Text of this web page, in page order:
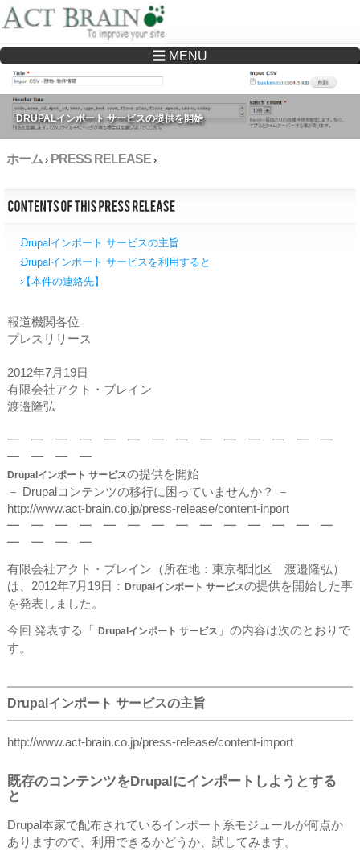
Drupalサイトの制作・保守をどこに頼んでいいか分からない方へ…まずはご相談く
ださい
☰ MENU
DRUPALインポート サービスの提供を開始
ホーム› PRESS RELEASE ›
Drupalインポート サービスの主旨
Drupalインポート サービスを利用すると
【本件の連絡先】
報道機関各位
プレスリリース
2012年7月19日
有限会社アクト・ブレイン
渡邉隆弘
━ ━ ━ ━ ━ ━ ━ ━ ━ ━ ━ ━ ━ ━
━ ━ ━ ━
Drupalインポート サービスの提供を開始
－ Drupalコンテンツの移行に困っていませんか？ －
http://www.act-brain.co.jp/press-release/content-inport
━ ━ ━ ━ ━ ━ ━ ━ ━ ━ ━ ━ ━ ━
━ ━ ━ ━
有限会社アクト・ブレイン（所在地：東京都北区 渡邉隆弘）
は、2012年7月19日： Drupalインポート サービスの提供を開始した事
を発表しました。
今回 発表する「 Drupalインポート サービス 」の内容は次のとおりで
す。
Drupalインポート サービスの主旨
http://www.act-brain.co.jp/press-release/content-import
既存のコンテンツをDrupalにインポートしようとする
と
Drupal本家で配布されているインポート系モジュールが何点か
ありますので、利用できるかどうか、試してみます。